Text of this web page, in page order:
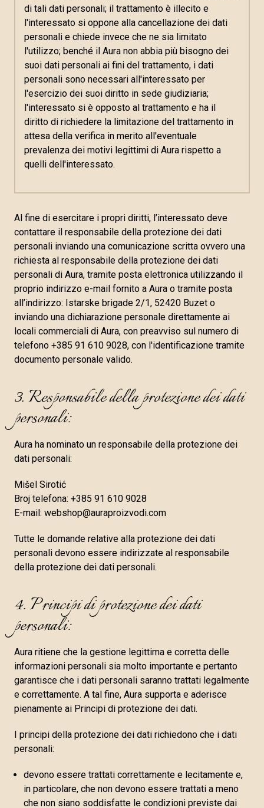
di tali dati personali; il trattamento è illecito e
l'interessato si oppone alla cancellazione dei dati
personali e chiede invece che ne sia limitato
l'utilizzo; benché il Aura non abbia più bisogno dei
suoi dati personali ai fini del trattamento, i dati
personali sono necessari all'interessato per
l'esercizio dei suoi diritto in sede giudiziaria;
l'interessato si è opposto al trattamento e ha il
diritto di richiedere la limitazione del trattamento in
attesa della verifica in merito all'eventuale
prevalenza dei motivi legittimi di Aura rispetto a
quelli dell'interessato.
Al fine di esercitare i propri diritti, l’interessato deve
contattare il responsabile della protezione dei dati
personali inviando una comunicazione scritta ovvero una
richiesta al responsabile della protezione dei dati
personali di Aura, tramite posta elettronica utilizzando il
proprio indirizzo e-mail fornito a Aura o tramite posta
all’indirizzo: Istarske brigade 2/1, 52420 Buzet o
inviando una dichiarazione personale direttamente ai
locali commerciali di Aura, con preavviso sul numero di
telefono +385 91 610 9028, con l'identificazione tramite
documento personale valido.
3. Responsabile della protezione dei dati
personali:
Aura ha nominato un responsabile della protezione dei
dati personali:
Mišel Sirotić
Broj telefona: +385 91 610 9028
E-mail: webshop@auraproizvodi.com
Tutte le domande relative alla protezione dei dati
personali devono essere indirizzate al responsabile
della protezione dei dati personali.
4. Principi di protezione dei dati
personali:
Aura ritiene che la gestione legittima e corretta delle
informazioni personali sia molto importante e pertanto
garantisce che i dati personali saranno trattati legalmente
e correttamente. A tal fine, Aura supporta e aderisce
pienamente ai Principi di protezione dei dati.
I principi della protezione dei dati richiedono che i dati
personali:
devono essere trattati correttamente e lecitamente e,
in particolare, che non devono essere trattati a meno
che non siano soddisfatte le condizioni previste dai